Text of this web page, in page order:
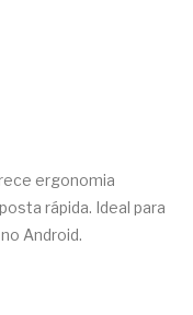
ergonomia
rápida. Ideal para
Android.